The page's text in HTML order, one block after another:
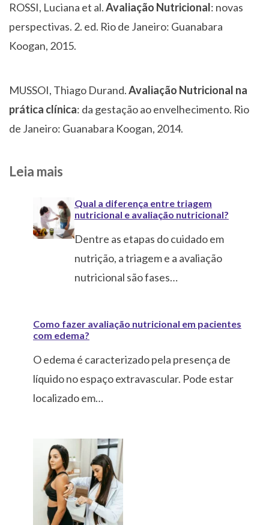
ROSSI, Luciana et al.Avaliação Nutricional: novas
perspectivas. 2. ed. Rio de Janeiro: Guanabara
Koogan, 2015.
MUSSOI, Thiago Durand.Avaliação Nutricional na
prática clínica: da gestação ao envelhecimento. Rio
de Janeiro: Guanabara Koogan, 2014.
Leia mais
Qual a diferença entre triagem
nutricional e avaliação nutricional?
Dentre as etapas do cuidado em
nutrição, a triagem e a avaliação
nutricional são fases…
Como fazer avaliação nutricional em pacientes
com edema?
O edema é caracterizado pela presença de
líquido no espaço extravascular. Pode estar
localizado em…